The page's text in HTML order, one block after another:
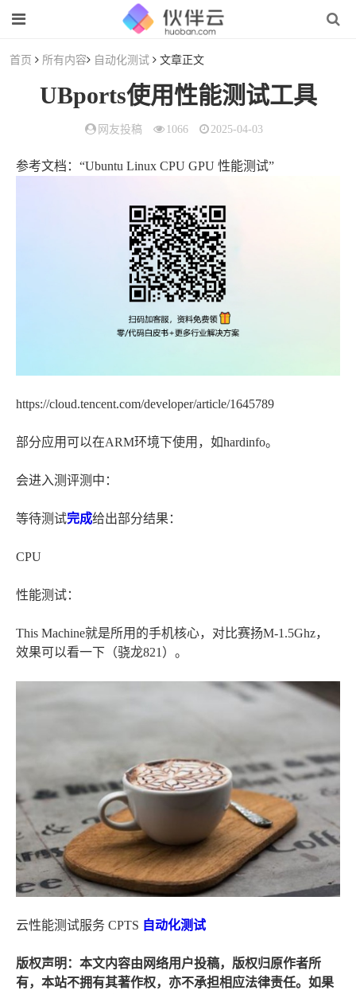
首页 所有内容 自动化测试 文章正文
UBports使用性能测试工具
网友投稿 1066 2025-04-03
参考文档：“Ubuntu Linux CPU GPU 性能测试”
https://cloud.tencent.com/developer/article/1645789
部分应用可以在ARM环境下使用，如hardinfo。
会进入测评测中：
等待测试完成给出部分结果：
CPU
性能测试：
This Machine就是所用的手机核心，对比赛扬M-1.5Ghz，
效果可以看一下（骁龙821）。
云性能测试服务 CPTS 自动化测试
版权声明：本文内容由网络用户投稿，版权归原作者所
有，本站不拥有其著作权，亦不承担相应法律责任。如果